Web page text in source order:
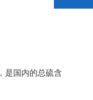
是国内的总硫含